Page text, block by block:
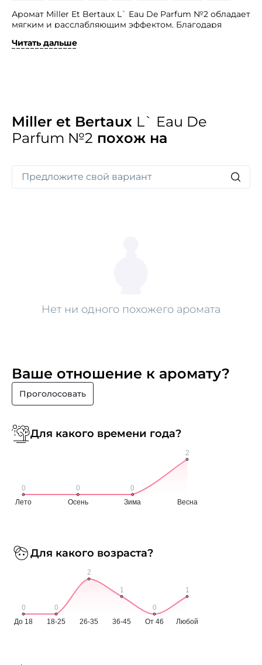
Аромат Miller Et Bertaux L` Eau De Parfum №2 обладает
мягким и расслабляющим эффектом. Благодаря
окружающих, вызывая к обладателям чувство трепета
и сандалового дерева, острого перца и древесных
аккордов, кардамона, величественной розы, дорогих
специй и имбиря. Изыск позволяет прикоснуться
Читать дальше
Miller et Bertaux L` Eau De
Parfum №2 похож на
Нет ни одного похожего аромата
Ваше отношение к аромату?
Проголосовать
Для какого времени года?
Для какого возраста?